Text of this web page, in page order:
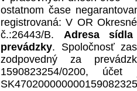
ostatnom čase
registrovaná: V OR
č.:26443/B. Adresa
prevádzky. Spoločnosť
zodpovedný za
1590823254/0200,